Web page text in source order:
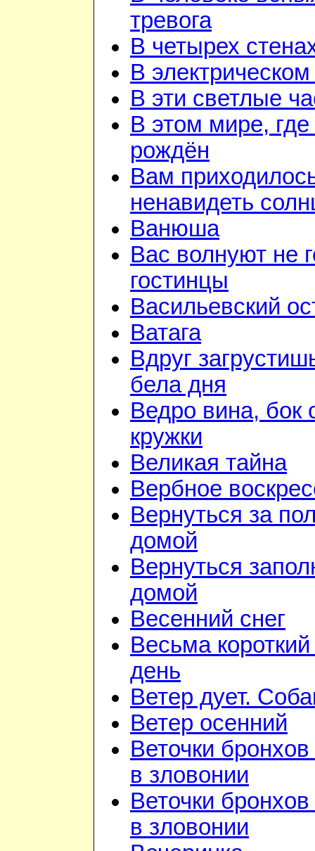
тревога
В четырех
В
В эти светлые
В этом мире,
рождён
Вам
ненавидеть
Ванюша
Вас волнуют не
гостинцы
Васильевский
Ватага
Вдруг
бела дня
Ведро вина, бок
кружки
Великая тайна
Вербное
Вернуться за
домой
Вернуться
домой
Весенний снег
Весьма
день
Ветер дует.
Ветер осенний
Веточки бронхов
в зловонии
Веточки бронхов
в зловонии